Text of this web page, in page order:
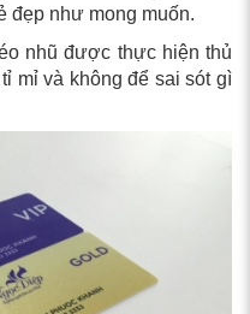
đẹp như mong muốn.
nhũ được thực hiện thủ
mỉ và không để sai sót gì